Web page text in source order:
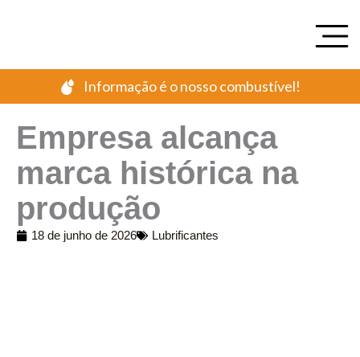
Informação é o nosso combustível!
Empresa alcança
marca histórica na
produção
18 de junho de 2026 Lubrificantes